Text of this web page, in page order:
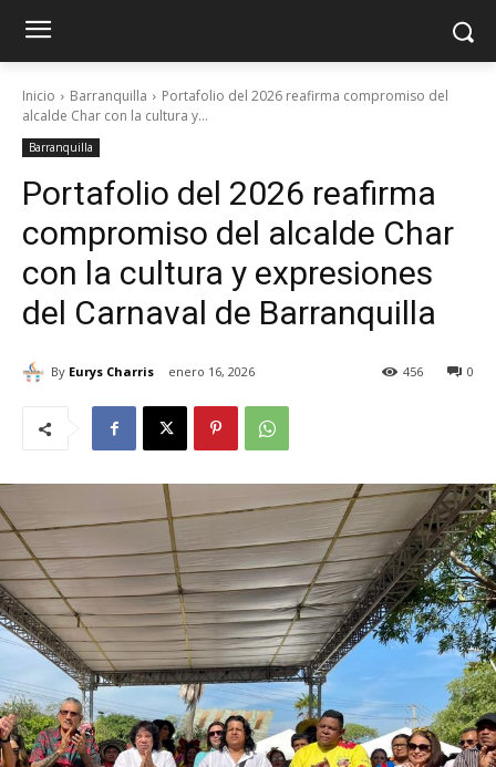
Inicio Barranquilla
Portafolio del 2026 reafirma compromiso del
alcalde Char con la cultura y...
Barranquilla
Portafolio del 2026 reafirma
compromiso del alcalde Char
con la cultura y expresiones
del Carnaval de Barranquilla
By Eurys Charris enero 16, 2026 0
456